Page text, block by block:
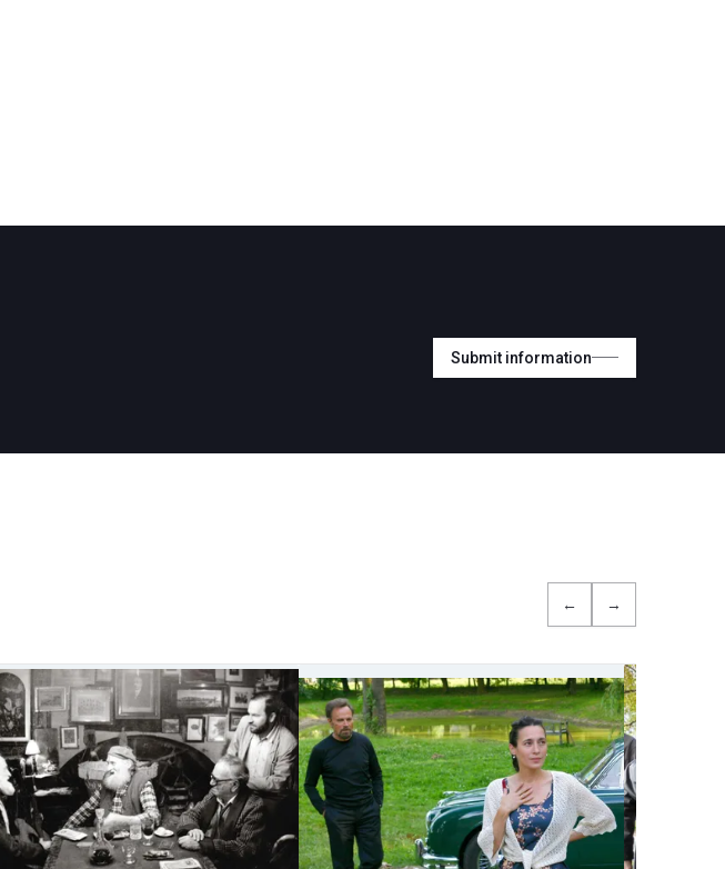
Submit information
← →